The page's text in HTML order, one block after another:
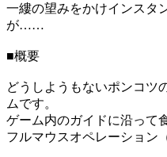
一縷の望みをかけインスタ
が……
■概要
どうしようもないポンコツ
ムです。
ゲーム内のガイドに沿って
フルマウスオペレーション